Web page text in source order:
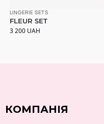
LINGERIE SETS
FLEUR SET
3 200 UAH
КОМПАНІЯ